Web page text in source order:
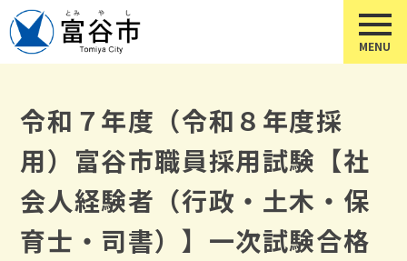
令和７年度（令和８年度採
用）富谷市職員採用試験【社
会人経験者（行政・土木・保
育士・司書）】一次試験合格